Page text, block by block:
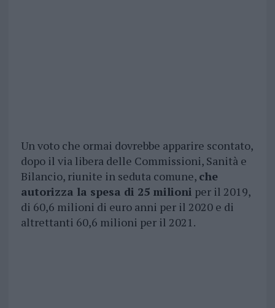
Un voto che ormai dovrebbe apparire scontato,
dopo il via libera delle Commissioni, Sanità e
Bilancio, riunite in seduta comune, che
autorizza la spesa di 25 milioni per il 2019,
di 60,6 milioni di euro anni per il 2020 e di
altrettanti 60,6 milioni per il 2021.